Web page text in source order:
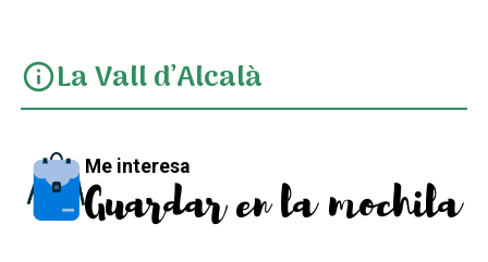
infoLa Vall d’Alcalà
Me interesa
Guardar en la mochila